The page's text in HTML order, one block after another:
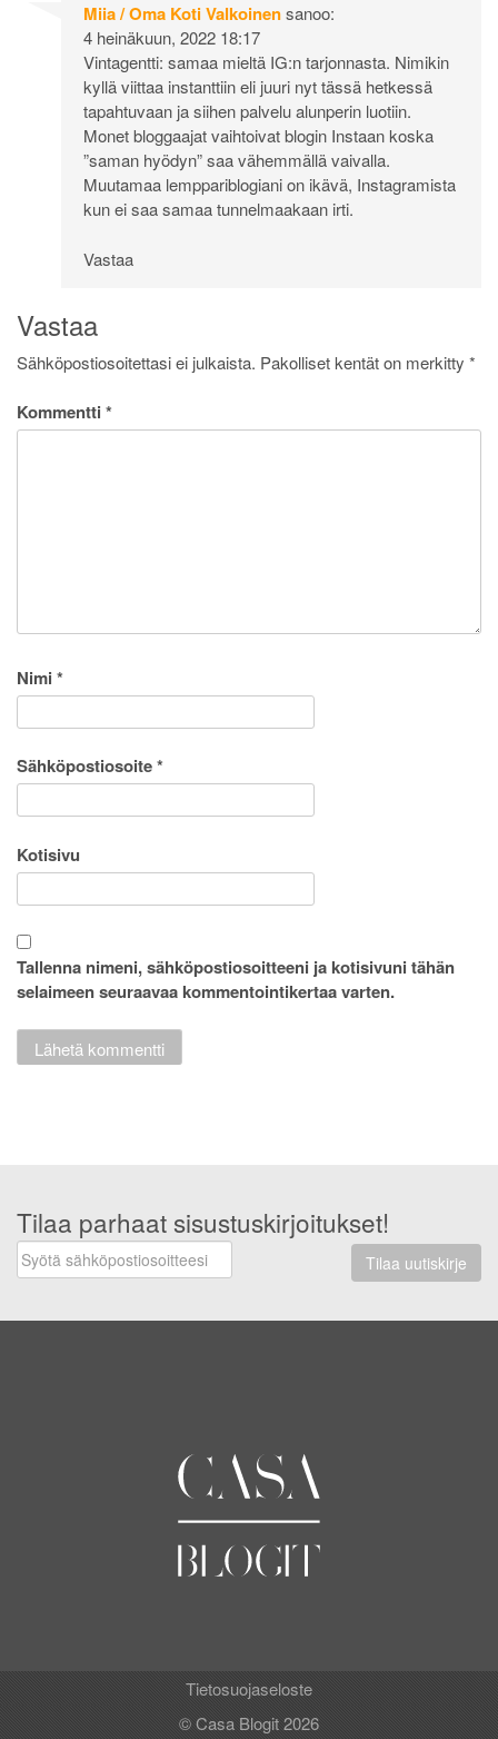
Miia / Oma Koti Valkoinensanoo:
4 heinäkuun, 2022 18:17
Vintagentti: samaa mieltä IG:n tarjonnasta. Nimikin
kyllä viittaa instanttiin eli juuri nyt tässä hetkessä
tapahtuvaan ja siihen palvelu alunperin luotiin.
Monet bloggaajat vaihtoivat blogin Instaan koska
”saman hyödyn” saa vähemmällä vaivalla.
Muutamaa lemppariblogiani on ikävä, Instagramista
kun ei saa samaa tunnelmaakaan irti.
Vastaa
Vastaa
Sähköpostiosoitettasi ei julkaista. Pakolliset kentät on merkitty *
Kommentti *
Nimi *
Sähköpostiosoite*
Kotisivu
Tallenna nimeni, sähköpostiosoitteeni ja kotisivuni tähän
selaimeen seuraavaa kommentointikertaa varten.
Tilaa parhaat sisustuskirjoitukset!
Tilaa uutiskirje
Tietosuojaseloste
© Casa Blogit 2026